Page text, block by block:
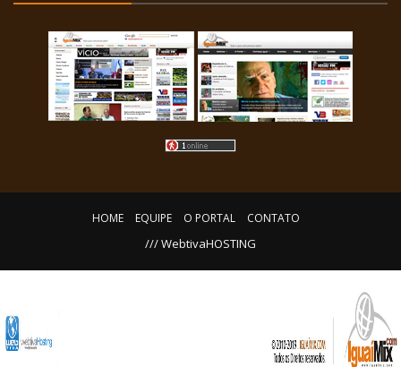
HOME EQUIPE O PORTAL CONTATO
/// WebtivaHOSTING